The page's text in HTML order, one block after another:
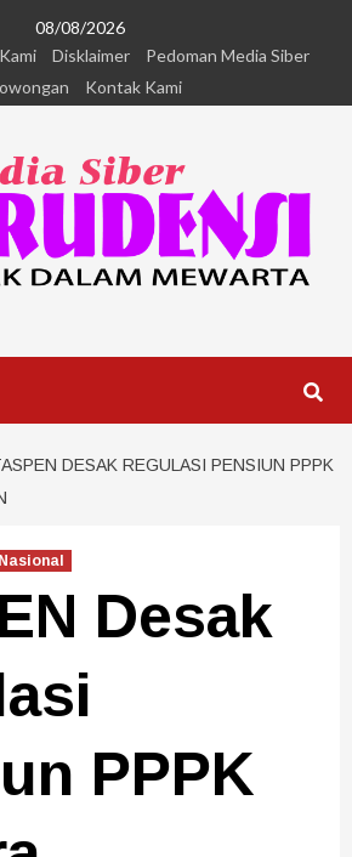
08/08/2026
Disklaimer
Pedoman Media Siber
Kontak Kami
DESAK REGULASI PENSIUN PPPK
Nasional
Desak
PPPK